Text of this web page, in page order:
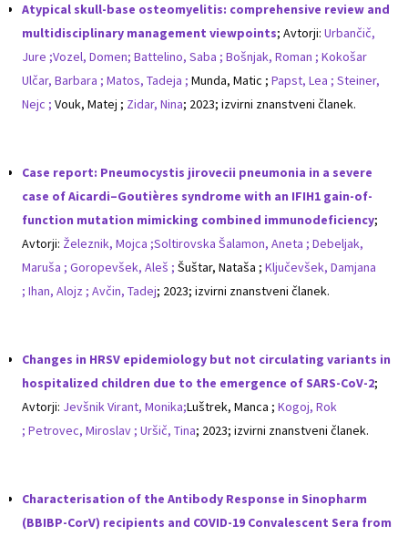
Atypical skull-base osteomyelitis: comprehensive review and
multidisciplinary management viewpoints; Avtorji: Urbančič,
Jure ;Vozel, Domen; Battelino, Saba ; Bošnjak, Roman ; Kokošar
Ulčar, Barbara ; Matos, Tadeja ; Munda, Matic ; Papst, Lea ; Steiner,
Nejc ; Vouk, Matej ; Zidar, Nina; 2023; izvirni znanstveni članek.
Case report: Pneumocystis jirovecii pneumonia in a severe
case of Aicardi–Goutières syndrome with an IFIH1 gain-of-
function mutation mimicking combined immunodeficiency;
Avtorji: Železnik, Mojca ;Soltirovska Šalamon, Aneta ; Debeljak,
Maruša ; Goropevšek, Aleš ; Šuštar, Nataša ; Ključevšek, Damjana
; Ihan, Alojz ; Avčin, Tadej; 2023; izvirni znanstveni članek.
Changes in HRSV epidemiology but not circulating variants in
hospitalized children due to the emergence of SARS-CoV-2;
Avtorji: Jevšnik Virant, Monika;Luštrek, Manca ; Kogoj, Rok
; Petrovec, Miroslav ; Uršič, Tina; 2023; izvirni znanstveni članek.
Characterisation of the Antibody Response in Sinopharm
(BBIBP-CorV) recipients and COVID-19 Convalescent Sera from